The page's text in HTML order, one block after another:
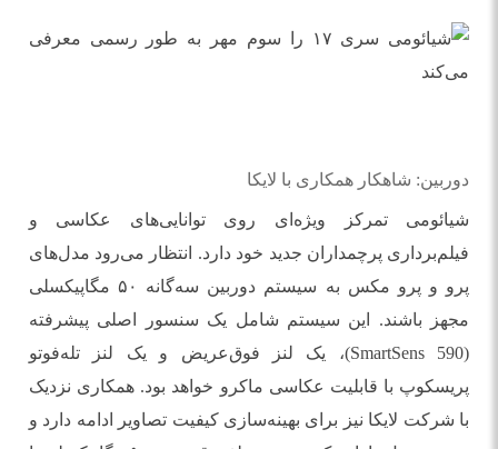
دوربین: شاهکار همکاری با لایکا
شیائومی تمرکز ویژه‌ای روی توانایی‌های عکاسی و
فیلم‌برداری پرچمداران جدید خود دارد. انتظار می‌رود مدل‌های
پرو و پرو مکس به سیستم دوربین سه‌گانه ۵۰ مگاپیکسلی
مجهز باشند. این سیستم شامل یک سنسور اصلی پیشرفته
(SmartSens 590)، یک لنز فوق‌عریض و یک لنز تله‌فوتو
پریسکوپ با قابلیت عکاسی ماکرو خواهد بود. همکاری نزدیک
با شرکت لایکا نیز برای بهینه‌سازی کیفیت تصاویر ادامه دارد و